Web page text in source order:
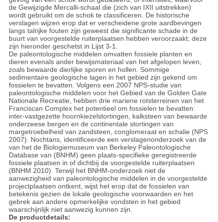
de Gewijzigde Mercalli-schaal die (zich van IXII uitstrekken)
wordt gebruikt om de schok te classificeren. De historische
verslagen wijzen erop dat er verscheidene grote aardbevingen
langs talrijke fouten zijn geweest die significante schade in de
buurt van voorgestelde ruiterplaatsen hebben veroorzaakt; deze
zijn hieronder geschetst in Lijst 3-1.
De paleontologische middelen omvatten fossiele planten en
dieren evenals ander bewijsmateriaal van het afgelopen leven,
zoals bewaarde dierlijke sporen en hollen. Sommige
sedimentaire geologische lagen in het gebied zijn gekend om
fossielen te bevatten. Volgens een 2007 NPS-studie van
paleontologische middelen voor het Gebied van de Golden Gate
Nationale Recreatie, hebben drie mariene rotsterreinen van het
Franciscan Complex het potentieel om fossielen te bevatten:
inter-vastgezette hoornkiezelstortingen, kalksteen van bewaarde
onderzeese bergen en de continentale stortingen van
margetroebelheid van zandsteen, conglomeraat en schalie (NPS
2007). Nochtans, identificeerde een verslagenonderzoek van de
van het de Biologiemuseum van Berkeley Paleontologische
Database van (BNHM) geen plaats-specifieke geregistreerde
fossiele plaatsen in of dichtbij de voorgestelde ruiterplaatsen
(BNHM 2010). Terwijl het BNHM-onderzoek niet de
aanwezigheid van paleontologische middelen in de voorgestelde
projectplaatsen ontkent, wijst het erop dat de fossielen van
betekenis gezien de lokale geologische voorwaarden en het
gebrek aan andere opmerkelijke vondsten in het gebied
waarschijnlijk niet aanwezig kunnen zijn.
De productdetails: